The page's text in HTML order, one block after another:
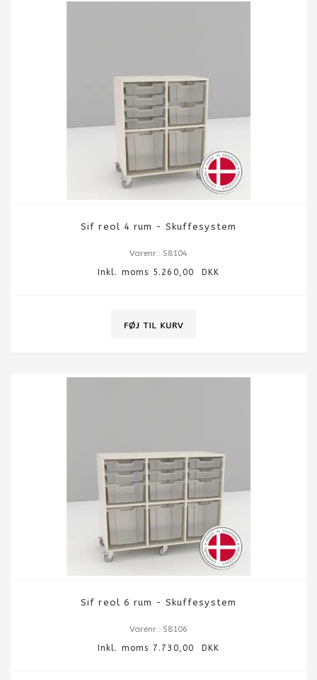
Sif reol 4 rum - Skuffesystem
Varenr.: S8104
Inkl. moms 5.260,00 DKK
Sif reol 6 rum - Skuffesystem
Varenr.: S8106
Inkl. moms 7.730,00 DKK